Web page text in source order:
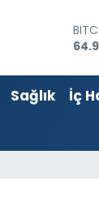
Sağlık İç